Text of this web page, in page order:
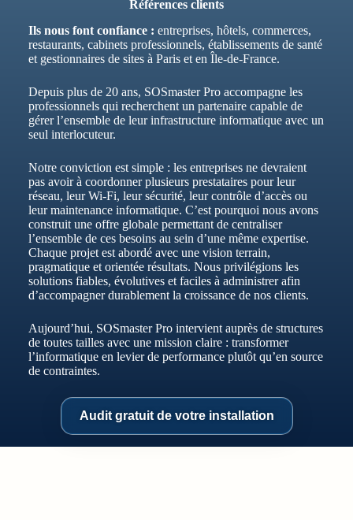
Références clients
Ils nous font confiance : entreprises, hôtels, commerces,
restaurants, cabinets professionnels, établissements de santé
et gestionnaires de sites à Paris et en Île-de-France.
Depuis plus de 20 ans, SOSmaster Pro accompagne les
professionnels qui recherchent un partenaire capable de
gérer l’ensemble de leur infrastructure informatique avec un
seul interlocuteur.
Notre conviction est simple : les entreprises ne devraient
pas avoir à coordonner plusieurs prestataires pour leur
réseau, leur Wi-Fi, leur sécurité, leur contrôle d’accès ou
leur maintenance informatique. C’est pourquoi nous avons
construit une offre globale permettant de centraliser
l’ensemble de ces besoins au sein d’une même expertise.
Chaque projet est abordé avec une vision terrain,
pragmatique et orientée résultats. Nous privilégions les
solutions fiables, évolutives et faciles à administrer afin
d’accompagner durablement la croissance de nos clients.
Aujourd’hui, SOSmaster Pro intervient auprès de structures
de toutes tailles avec une mission claire : transformer
l’informatique en levier de performance plutôt qu’en source
de contraintes.
Audit gratuit de votre installation